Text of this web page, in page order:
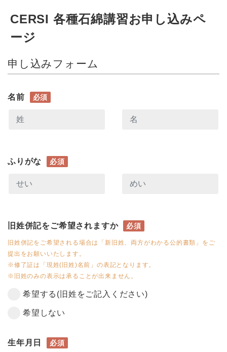
CERSI 各種石綿講習お申し込みペ
ージ
申し込みフォーム
名前 必須
ふりがな 必須
旧姓併記をご希望されますか 必須
旧姓併記をご希望される場合は「新旧姓、両方がわかる公的書類」をご
提出をお願いいたします。
※修了証は「現姓(旧姓)名前」の表記となります。
※旧姓のみの表示は承ることが出来ません。
希望する(旧姓をご記入ください)
希望しない
生年月日 必須